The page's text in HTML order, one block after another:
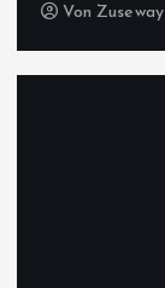
Von Zuseway